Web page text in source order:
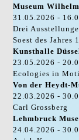
Museum
31.05.2026 -
Drei
Soest des Jahres
Kunsthalle
23.05.2026 -
Ecologies in
Von der Heydt-
22.03.2026 -
Carl Grossberg
Lehmbruck
24.04.2026 -